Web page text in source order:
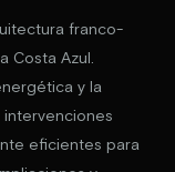
franco-
Costa Azul.
y la
intervenciones
eficientes para